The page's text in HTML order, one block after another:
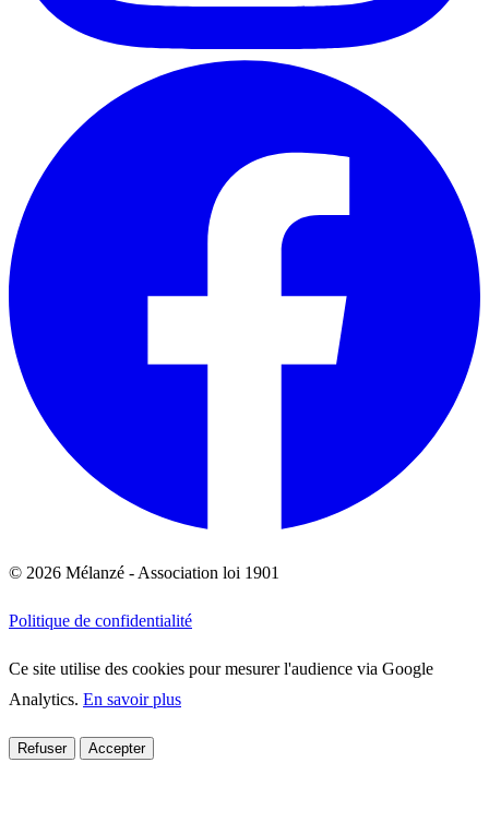
© 2026 Mélanzé - Association loi 1901
Politique de confidentialité
Ce site utilise des cookies pour mesurer l'audience via Google
Analytics. En savoir plus
Refuser Accepter